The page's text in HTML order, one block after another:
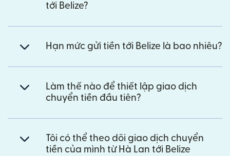
tới Belize?
Hạn mức gửi tiền tới Belize là bao nhiêu?
Làm thế nào để thiết lập giao dịch
chuyển tiền đầu tiên?
Tôi có thể theo dõi giao dịch chuyển
tiền của mình từ Hà Lan tới Belize